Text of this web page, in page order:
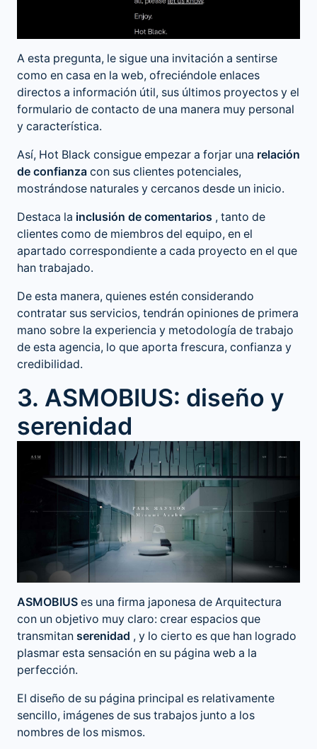
A esta pregunta, le sigue una invitación a sentirse
como en casa en la web, ofreciéndole enlaces
directos a información útil, sus últimos proyectos y el
formulario de contacto de una manera muy personal
y característica.
Así, Hot Black consigue empezar a forjar una relación
de confianza con sus clientes potenciales,
mostrándose naturales y cercanos desde un inicio.
Destaca la inclusión de comentarios , tanto de
clientes como de miembros del equipo, en el
apartado correspondiente a cada proyecto en el que
han trabajado.
De esta manera, quienes estén considerando
contratar sus servicios, tendrán opiniones de primera
mano sobre la experiencia y metodología de trabajo
de esta agencia, lo que aporta frescura, confianza y
credibilidad.
3. ASMOBIUS: diseño y
serenidad
ASMOBIUS es una firma japonesa de Arquitectura
con un objetivo muy claro: crear espacios que
transmitan serenidad , y lo cierto es que han logrado
plasmar esta sensación en su página web a la
perfección.
El diseño de su página principal es relativamente
sencillo, imágenes de sus trabajos junto a los
nombres de los mismos.